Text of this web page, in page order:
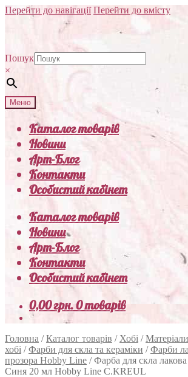
Перейти до навігації Перейти до вмісту
Пошук
×
Меню
Каталог товарів
Новини
Арт-Блог
Контакти
Особистий кабінет
Каталог товарів
Новини
Арт-Блог
Контакти
Особистий кабінет
0,00грн.0 товарів
Головна /Каталог товарів / Хобі /
хобі /Фарби для скла та кераміки /Фарби
прозора Hobby Line /Фарба для скла
Синя 20 мл Hobby Line C.KREUL